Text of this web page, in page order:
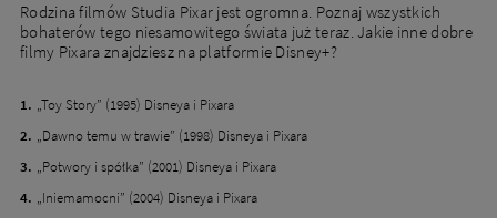
Rodzina filmów Studia Pixar jest ogromna. Poznaj wszystkich
bohaterów tego niesamowitego świata już teraz. Jakie inne dobre
filmy Pixara znajdziesz na platformie Disney+?
„Toy Story” (1995) Disneya i Pixara
„Dawno temu w trawie” (1998) Disneya i Pixara
„Potwory i spółka” (2001) Disneya i Pixara
„Iniemamocni” (2004) Disneya i Pixara